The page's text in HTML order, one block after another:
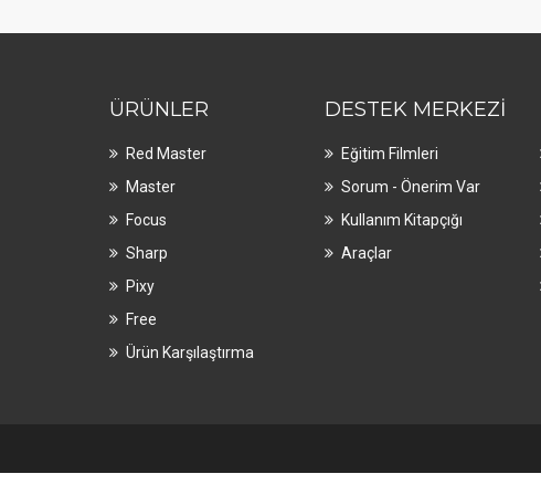
ÜRÜNLER
Red Master
Master
Focus
Sharp
Pixy
Free
Ürün Karşılaştırma
DESTEK MERKEZI
Eğitim Filmleri
Sorum - Önerim Var
Kullanım Kitapçığı
Araçlar